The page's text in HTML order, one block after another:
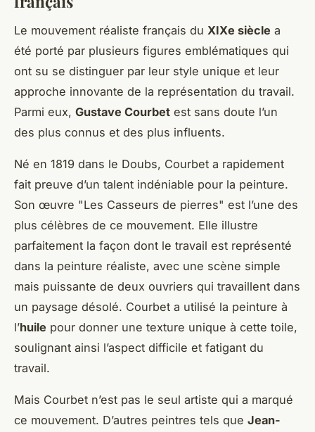
Le mouvement réaliste français du XIXe siècle a
été porté par plusieurs figures emblématiques qui
ont su se distinguer par leur style unique et leur
approche innovante de la représentation du travail.
Parmi eux, Gustave Courbet est sans doute l’un
des plus connus et des plus influents.
Né en 1819 dans le Doubs, Courbet a rapidement
fait preuve d’un talent indéniable pour la peinture.
Son œuvre "Les Casseurs de pierres" est l’une des
plus célèbres de ce mouvement. Elle illustre
parfaitement la façon dont le travail est représenté
dans la peinture réaliste, avec une scène simple
mais puissante de deux ouvriers qui travaillent dans
un paysage désolé. Courbet a utilisé la peinture à
l’huile pour donner une texture unique à cette toile,
soulignant ainsi l’aspect difficile et fatigant du
travail.
Mais Courbet n’est pas le seul artiste qui a marqué
ce mouvement. D’autres peintres tels que Jean-